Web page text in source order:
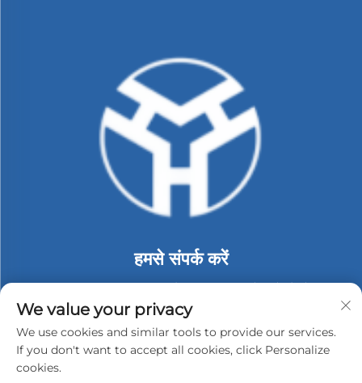
हमसे संपर्क करें
शेन्झ़ेन, चीन.
फ़ोन:+86-13530558584
ई-मेल:[email protected]
We value your privacy
We use cookies and similar tools to provide our services.
If you don't want to accept all cookies, click Personalize
cookies.